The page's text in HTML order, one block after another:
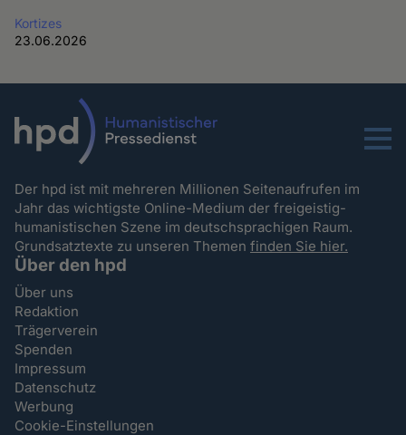
Kortizes
23.06.2026
Menu
Der hpd ist mit mehreren Millionen Seitenaufrufen im
Jahr das wichtigste Online-Medium der freigeistig-
humanistischen Szene im deutschsprachigen Raum.
Grundsatztexte zu unseren Themenfinden Sie hier.
Über den hpd
Über uns
Redaktion
Trägerverein
Spenden
Impressum
Datenschutz
Werbung
Cookie-Einstellungen